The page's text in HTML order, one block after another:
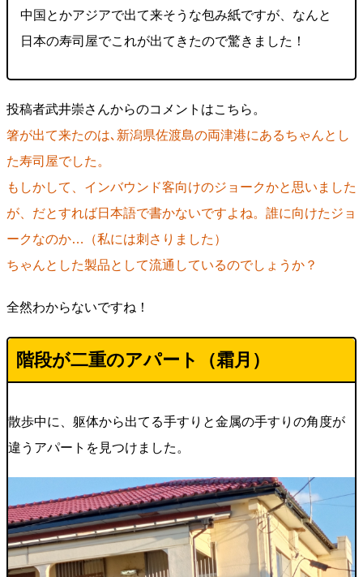
中国とかアジアで出て来そうな包み紙ですが、なんと
日本の寿司屋でこれが出てきたので驚きました！
投稿者武井崇さんからのコメントはこちら。
箸が出て来たのは､新潟県佐渡島の両津港にあるちゃんとし
た寿司屋でした。
もしかして、インバウンド客向けのジョークかと思いました
が、だとすれば日本語で書かないですよね。誰に向けたジョ
ークなのか…（私には刺さりました）
ちゃんとした製品として流通しているのでしょうか？
全然わからないですね！
階段が二重のアパート（霜月）
散歩中に、躯体から出てる手すりと金属の手すりの角度が
違うアパートを見つけました。